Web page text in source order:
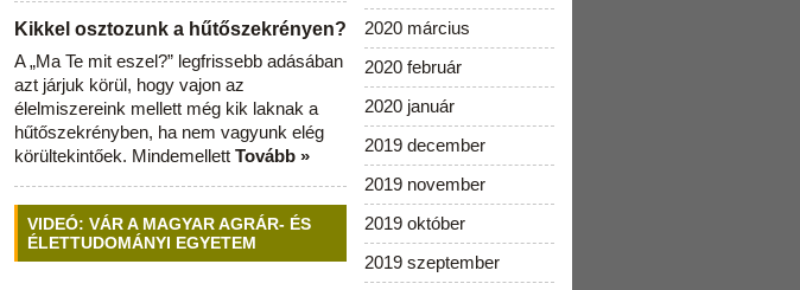
Kikkel osztozunk a hűtőszekrényen?
A „Ma Te mit eszel?” legfrissebb adásában
azt járjuk körül, hogy vajon az
élelmiszereink mellett még kik laknak a
hűtőszekrényben, ha nem vagyunk elég
körültekintőek. Mindemellett Tovább »
VIDEÓ: VÁR A MAGYAR AGRÁR- ÉS
ÉLETTUDOMÁNYI EGYETEM
2020 március
2020 február
2020 január
2019 december
2019 november
2019 október
2019 szeptember